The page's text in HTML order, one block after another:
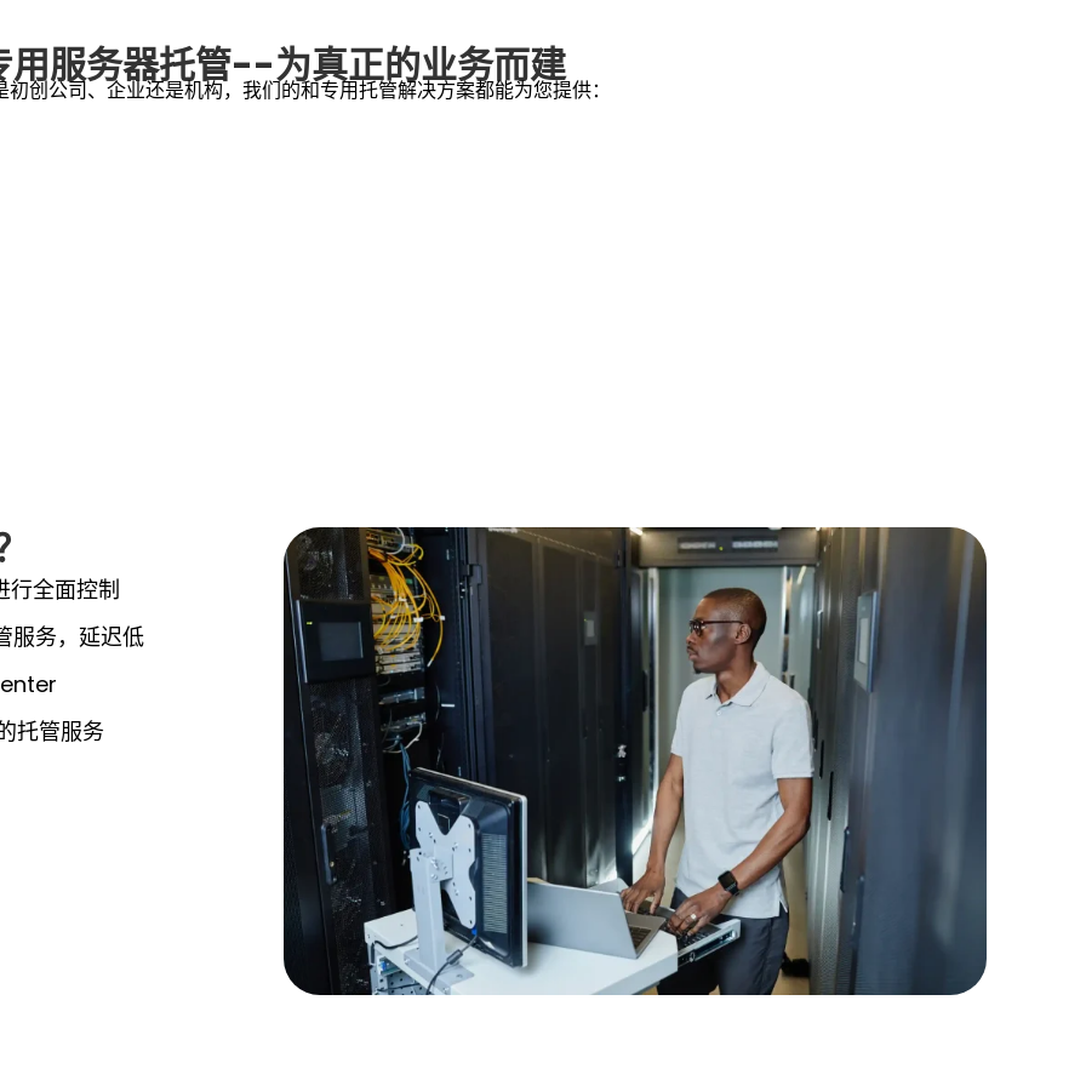
用服务器托管--为真正的业务而建
初创公司、企业还是机构，我们的和专用托管解决方案都能为您提供：
行全面控制
服务，延迟低
托管服务